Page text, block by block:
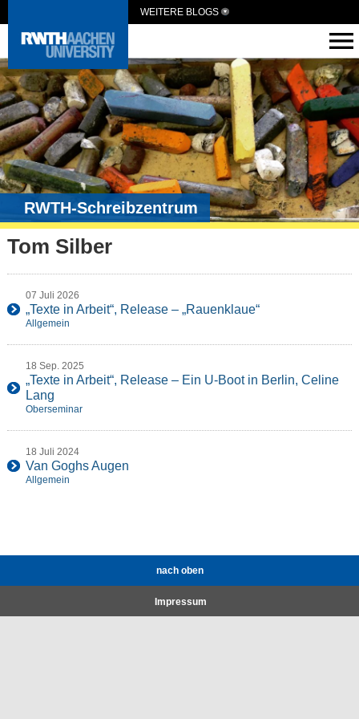
WEITERE BLOGS
RWTH-Schreibzentrum
Tom Silber
07 Juli 2026
„Texte in Arbeit“, Release – „Rauenklaue“
Allgemein
18 Sep. 2025
„Texte in Arbeit“, Release – Ein U-Boot in Berlin, Celine
Lang
Oberseminar
18 Juli 2024
Van Goghs Augen
Allgemein
nach oben
Impressum